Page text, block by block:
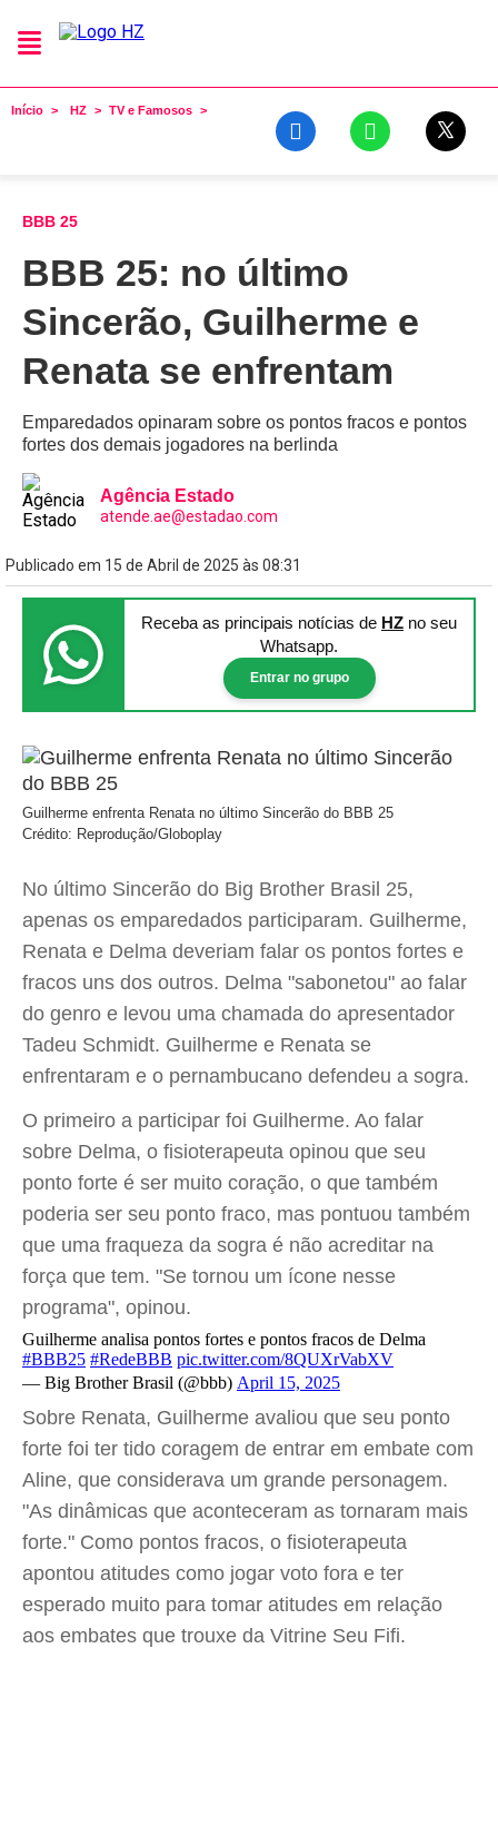
Início HZ TV e Famosos
BBB 25
BBB 25: no último
Sincerão, Guilherme e
Renata se enfrentam
Emparedados opinaram sobre os pontos fracos e pontos
fortes dos demais jogadores na berlinda
Agência Estado
atende.ae@estadao.com
Publicado em 15 de Abril de 2025 às 08:31
Receba as principais notícias de HZ no seu
Whatsapp.
Entrar no grupo
Guilherme enfrenta Renata no último Sincerão do BBB 25
Crédito: Reprodução/Globoplay
No último Sincerão do Big Brother Brasil 25,
apenas os emparedados participaram. Guilherme,
Renata e Delma deveriam falar os pontos fortes e
fracos uns dos outros. Delma "sabonetou" ao falar
do genro e levou uma chamada do apresentador
Tadeu Schmidt. Guilherme e Renata se
enfrentaram e o pernambucano defendeu a sogra.
O primeiro a participar foi Guilherme. Ao falar
sobre Delma, o fisioterapeuta opinou que seu
ponto forte é ser muito coração, o que também
poderia ser seu ponto fraco, mas pontuou também
que uma fraqueza da sogra é não acreditar na
força que tem. "Se tornou um ícone nesse
programa", opinou.
Guilherme analisa pontos fortes e pontos fracos de Delma
#BBB25 #RedeBBB pic.twitter.com/8QUXrVabXV
— Big Brother Brasil (@bbb) April 15, 2025
Sobre Renata, Guilherme avaliou que seu ponto
forte foi ter tido coragem de entrar em embate com
Aline, que considerava um grande personagem.
"As dinâmicas que aconteceram as tornaram mais
forte." Como pontos fracos, o fisioterapeuta
apontou atitudes como jogar voto fora e ter
esperado muito para tomar atitudes em relação
aos embates que trouxe da Vitrine Seu Fifi.